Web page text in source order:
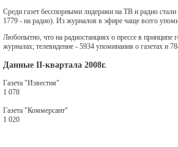
Среди газет бесспорными лидерами на ТВ и радио
1779 - на радио). Из журналов в эфире чаще всего
Любопытно, что на радиостанциях о прессе в принципе
журналах; телевидение - 5934 упоминания о газетах и
Данные II-квартала 2008г.
Газета "Известия"
1 078
Газета "Коммерсант"
1 020